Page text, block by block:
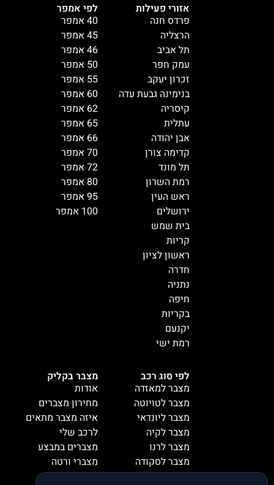
מצבר בקליק
אודות
מחירון מצברים
איזה מצבר מתאים
לרכב שלי
מצברים במבצע
מצברי ורטה
מצברי שנפ
לפי סוג רכב
מצבר למאזדה
מצבר לטויוטה
מצבר ליונדאי
מצבר לקיה
מצבר לרנו
מצבר לסקודה
מצבר למיציבושי
לפי אמפר
40 אמפר
45 אמפר
46 אמפר
50 אמפר
55 אמפר
60 אמפר
62 אמפר
65 אמפר
66 אמפר
70 אמפר
72 אמפר
80 אמפר
95 אמפר
100 אמפר
אזורי פעילות
פרדס חנה
הרצליה
תל אביב
עמק חפר
זכרון יעקב
בנימינה גבעת עדה
קיסריה
עתלית
אבן יהודה
קדימה צורן
תל מונד
רמת השרון
ראש העין
ירושלים
בית שמש
קריות
ראשון לציון
חדרה
נתניה
חיפה
בקריות
יקנעם
רמת ישי